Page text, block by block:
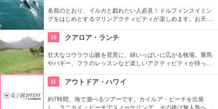
名前のとおり、イルカと戯れたい人必見！ドルフィンスイミン
グをはじめとするマリンアクティビティが楽しめます。お天気
いそう。バーベキューやフラ、ウクレレ演奏など、嬉しいおも
てなしも。
10 クアロア・ランチ
壮大なコウラウ山脈を背景に、緑いっぱいに広がる牧場。乗馬
やバギー、フラのレッスンなど楽しいアクティビティが待って
ック・パーク』のロケ地としても知られ、ロケ地巡りのバスも
あります。
11 アウトドア・ハワイ
約7時間、海で遊べるツアーです。カイルア・ビーチを出発
し、ラニカイ・ビーチでスノーケリング。その後は無人島へゴ